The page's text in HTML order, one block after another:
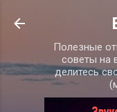
К
Полезные
советы на
делитесь